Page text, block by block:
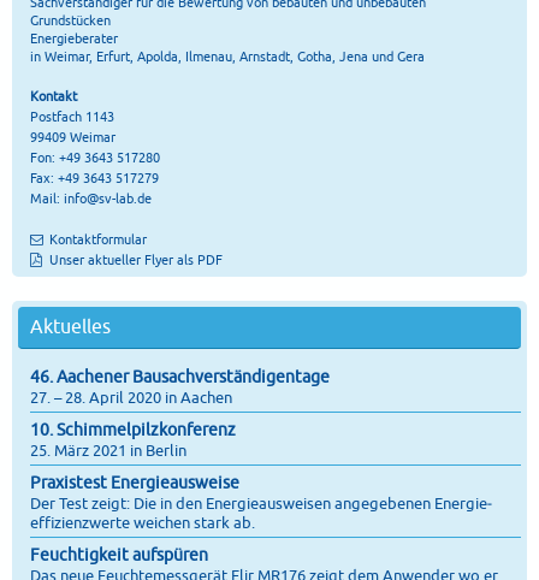
Grundstücken
Energieberater
in Weimar, Erfurt, Apolda, Ilmenau, Arnstadt, Gotha, Jena und Gera
Kontakt
Postfach 1143
99409 Weimar
Fon: +49 3643 517280
Fax: +49 3643 517279
Mail: info@sv-lab.de
Kontaktformular
Unser aktueller Flyer als PDF
Aktuelles
46. Aachener Bausachverständigentage
27. – 28. April 2020 in Aachen
10. Schimmelpilzkonferenz
25. März 2021 in Berlin
Praxistest Energieausweise
Der Test zeigt: Die in den Energie­ausweisen angegebenen Energie­
effizienz­werte weichen stark ab.
Feuchtigkeit aufspüren